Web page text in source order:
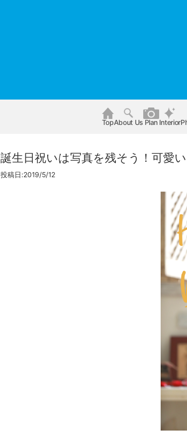
TopAbout Us Plan Interior
誕生日祝いは写真を残そう！可愛
投稿日:2019/5/12